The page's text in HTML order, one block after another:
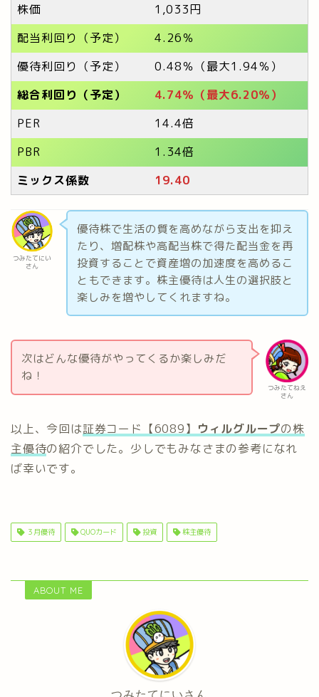
株価
1,033円
配当利回り（予定）
4.26％
優待利回り（予定）
0.48％（最大1.94％）
総合利回り（予定）
4.74％（最大6.20％）
PER
14.4倍
PBR
1.34倍
ミックス係数
19.40
つみたてにい
さん
優待株で生活の質を高めながら支出を抑え
たり、増配株や高配当株で得た配当金を再
投資することで資産増の加速度を高めるこ
ともできます。株主優待は人生の選択肢と
楽しみを増やしてくれますね。
つみたてねえ
さん
次はどんな優待がやってくるか楽しみだ
ね！
以上、今回は証券コード【6089】 ウィルグループの株
主優待の紹介でした。少しでもみなさまの参考になれ
ば幸いです。
３月優待 QUOカード 投資 株主優待
ABOUT ME
つみたてにいさん